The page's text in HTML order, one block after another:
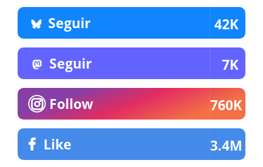
Seguir 42K
Seguir 7K
Follow 760K
Like 3.4M